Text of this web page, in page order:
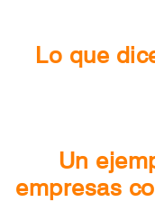
Lo que
Un
empresas